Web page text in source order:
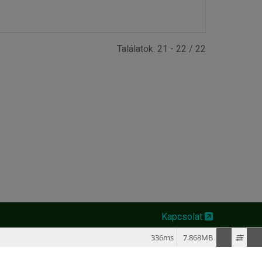
Találatok: 21 - 22 / 22
Kapcsolat
7.868MB
336ms